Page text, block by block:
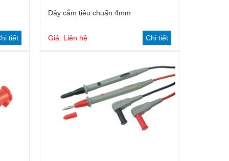
tiết
Dây cắm tiêu chuẩn 4mm
Giá: Liên hệ Chi tiết